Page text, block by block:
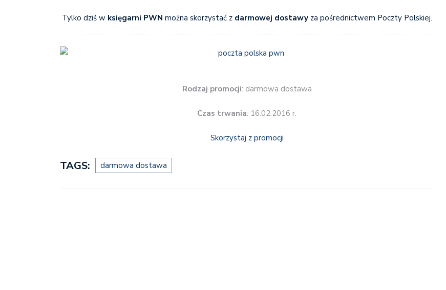
Tylko dziś w księgarni PWN można skorzystać z darmowej dostawyza pośrednictwem Poczty Polskiej.
Rodzaj promocji: darmowa dostawa
Czas trwania: 16.02.2016 r.
Skorzystaj z promocji
TAGS: darmowa dostawa